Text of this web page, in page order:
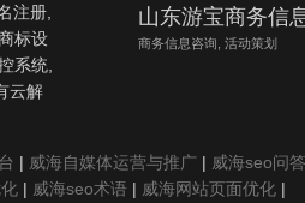
注册,
标设
系统,
云解
山东游宝商务信
商务信息咨询, 活动策划
| 威海自媒体运营与推广 | 威海seo问答
| 威海seo术语 | 威海网站页面优化 |